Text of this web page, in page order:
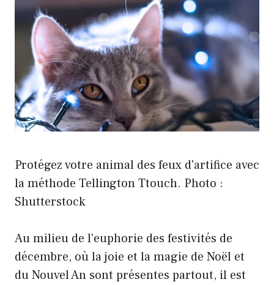
Protégez votre animal des feux d'artifice avec
la méthode Tellington Ttouch. Photo :
Shutterstock
Au milieu de l'euphorie des festivités de
décembre, où la joie et la magie de Noël et
du Nouvel An sont présentes partout, il est